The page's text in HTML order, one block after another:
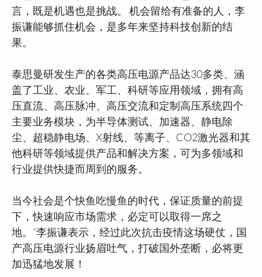
言，既是机遇也是挑战。 机会留给有准备的人，李
振谦能够抓住机会，是多年来坚持科技创新的结
果。
泰思曼研发生产的各类高压电源产品达30多类、涵
盖了工业、农业、军工、科研等应用领域，拥有高
压直流、高压脉冲、高压交流和定制高压系统四个
主要业务模块，为半导体测试、加速器、静电除
尘、超稳静电场、X射线、等离子、CO2激光器和其
他科研等领域提供产品和解决方案，可为多领域和
行业提供快捷而周到的服务。
当今社会是个快鱼吃慢鱼的时代，保证质量的前提
下，快速响应市场需求，必定可以取得一席之
地。”李振谦表示，经过此次抗击疫情这场硬仗，国
产高压电源行业扬眉吐气，打破国外垄断，必将更
加迅猛地发展！